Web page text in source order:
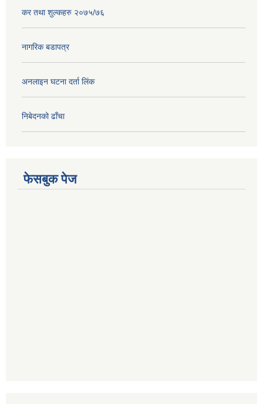
कर तथा शुल्कहरु २०७५/७६
नागरिक बडापत्र
अनलाइन घटना दर्ता लिंक
निबेदनको ढाँचा
फेसबुक पेज